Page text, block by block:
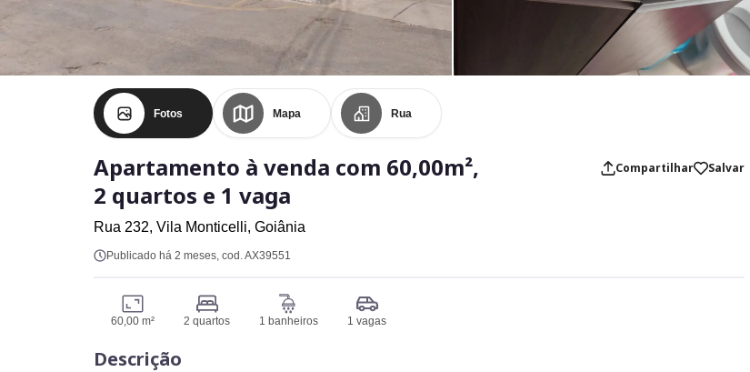
Fotos Mapa Rua
Apartamento à venda com 60,00m²,
2 quartos e 1 vaga
Compartilhar Salvar
Rua 232, Vila Monticelli, Goiânia
Publicado há 2 meses, cod. AX39551
60,00 m² 2 quartos 1 banheiros 1 vagas
Descrição